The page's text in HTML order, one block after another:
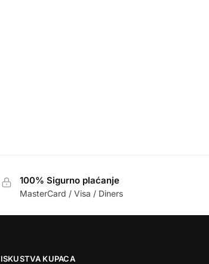
100% Sigurno plaćanje
MasterCard / Visa / Diners
ISKUSTVA KUPACA